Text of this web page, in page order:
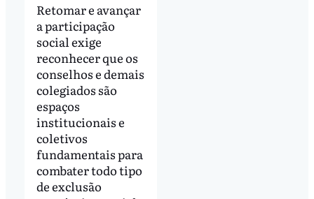
Retomar e avançar
a participação
social exige
reconhecer que os
conselhos e demais
colegiados são
espaços
institucionais e
coletivos
fundamentais para
combater todo tipo
de exclusão